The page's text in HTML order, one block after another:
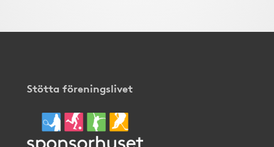
Stötta föreningslivet